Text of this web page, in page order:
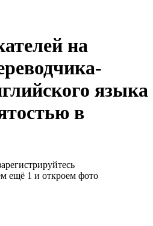
на
языка
в
ещё 1 и откроем фото